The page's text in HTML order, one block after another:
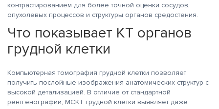
контрастированием для более точной оценки сосудов,
опухолевых процессов и структуры органов средостения.
Что показывает КТ органов
грудной клетки
Компьютерная томография грудной клетки позволяет
получить послойные изображения анатомических структур с
высокой детализацией. В отличие от стандартной
рентгенографии, МСКТ грудной клетки выявляет даже